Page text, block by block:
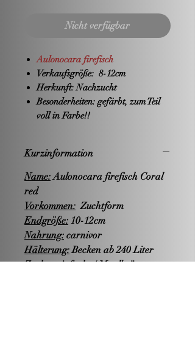
Nicht verfügbar
Aulonocara firefisch
Verkaufsgröße: 8-12cm
Herkunft:Nachzucht
Besonderheiten:gefärbt, zum Teil
voll in Farbe!!
Kurzinformation
Name:Aulonocara firefisch Coral
red
Vorkommen: Zuchtform
Endgröße: 10-12cm
Nahrung: carnivor
Hälterung:Becken ab 240 Liter
Zucht: -einfach- / Maulbrüter